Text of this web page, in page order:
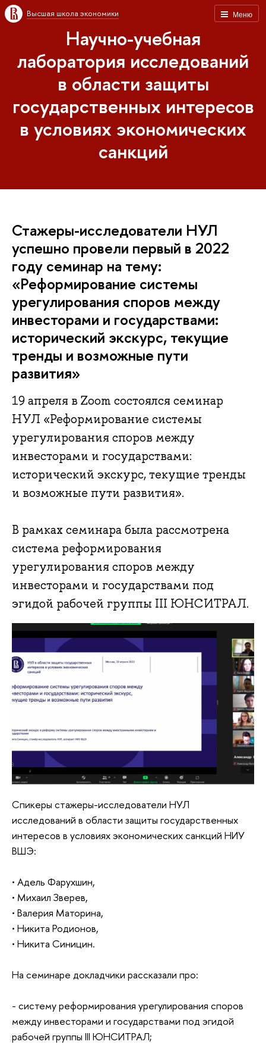
Меню
Высшая школа экономики
Научно-учебная
лаборатория исследований
в области защиты
государственных интересов
в условиях экономических
санкций
Стажеры-исследователи НУЛ
успешно провели первый в 2022
году семинар на тему:
«Реформирование системы
урегулирования споров между
инвесторами и государствами:
исторический экскурс, текущие
тренды и возможные пути
развития»
19 апреля в Zoom состоялся семинар
НУЛ «Реформирование системы
урегулирования споров между
инвесторами и государствами:
исторический экскурс, текущие тренды
и возможные пути развития».
В рамках семинара была рассмотрена
система реформирования
урегулирования споров между
инвесторами и государствами под
эгидой рабочей группы III ЮНСИТРАЛ.
Спикеры стажеры-исследователи НУЛ
исследований в области защиты государственных
интересов в условиях экономических санкций НИУ
ВШЭ:
• Адель Фарухшин,
• Михаил Зверев,
• Валерия Маторина,
• Никита Родионов,
• Никита Синицин.
На семинаре докладчики рассказали про:
- систему реформирования урегулирования споров
между инвесторами и государствами под эгидой
рабочей группы III ЮНСИТРАЛ;